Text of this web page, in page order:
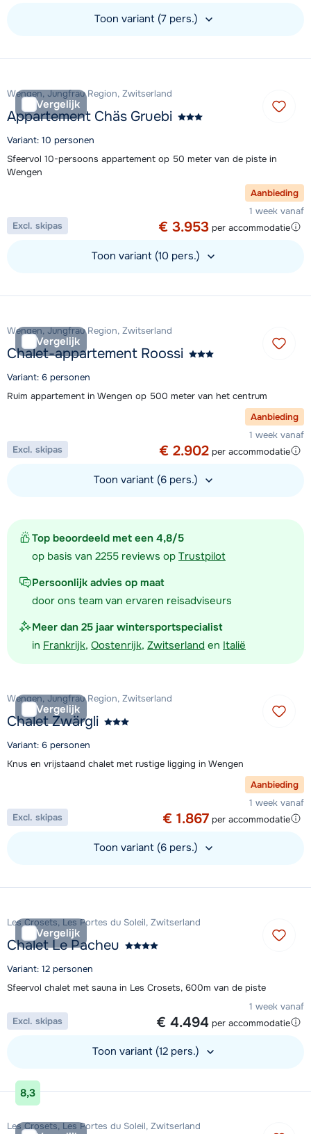
Top beoordeeld met een 4,8/5
op basis van 2255 reviews op Trustpilot
Persoonlijk advies op maat
door ons team van ervaren reisadviseurs
Meer dan 25 jaar wintersportspecialist
in Frankrijk, Oostenrijk, Zwitserland en Italië
Toon variant (7 pers.)
Vergelijk
Wengen, Jungfrau Region, Zwitserland
Appartement Chäs Gruebi
Variant: 10 personen
Sfeervol 10-persoons appartement op 50 meter van de piste in
Wengen
Aanbieding
1 week vanaf
€ 3.953 per accommodatie
Excl. skipas
Toon variant (10 pers.)
Vergelijk
Wengen, Jungfrau Region, Zwitserland
Chalet-appartement Roossi
Variant: 6 personen
Ruim appartement in Wengen op 500 meter van het centrum
Aanbieding
1 week vanaf
€ 2.902 per accommodatie
Excl. skipas
Toon variant (6 pers.)
Vergelijk
Wengen, Jungfrau Region, Zwitserland
Chalet Zwärgli
Variant: 6 personen
Knus en vrijstaand chalet met rustige ligging in Wengen
Aanbieding
1 week vanaf
€ 1.867 per accommodatie
Excl. skipas
Toon variant (6 pers.)
Vergelijk
Les Crosets, Les Portes du Soleil, Zwitserland
Chalet Le Pacheu
Variant: 12 personen
Sfeervol chalet met sauna in Les Crosets, 600m van de piste
1 week vanaf
€ 4.494 per accommodatie
Excl. skipas
Toon variant (12 pers.)
Bekijk accommodatie
8,3
Les Crosets, Les Portes du Soleil, Zwitserland